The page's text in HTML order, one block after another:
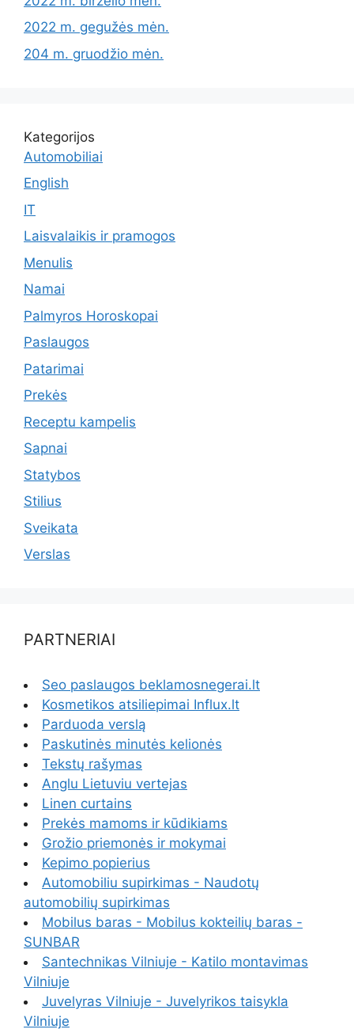
2022 m. gegužės mėn.
204 m. gruodžio mėn.
Kategorijos
Automobiliai
English
IT
Laisvalaikis ir pramogos
Menulis
Namai
Palmyros Horoskopai
Paslaugos
Patarimai
Prekės
Receptu kampelis
Sapnai
Statybos
Stilius
Sveikata
Verslas
PARTNERIAI
Seo paslaugos beklamosnegerai.lt
Kosmetikos atsiliepimai Influx.lt
Parduoda verslą
Paskutinės minutės kelionės
Tekstų rašymas
Anglu Lietuviu vertejas
Linen curtains
Prekės mamoms ir kūdikiams
Grožio priemonės ir mokymai
Kepimo popierius
Automobiliu supirkimas - Naudotų
automobilių supirkimas
Mobilus baras - Mobilus kokteilių baras -
SUNBAR
Santechnikas Vilniuje - Katilo montavimas
Vilniuje
Juvelyras Vilniuje - Juvelyrikos taisykla
Vilniuje